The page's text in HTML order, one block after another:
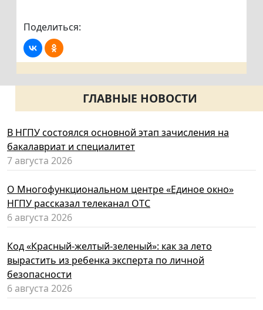
Поделиться:
ГЛАВНЫЕ НОВОСТИ
В НГПУ состоялся основной этап зачисления на
бакалавриат и специалитет
7 августа 2026
О Многофункциональном центре «Единое окно»
НГПУ рассказал телеканал ОТС
6 августа 2026
Код «Красный-желтый-зеленый»: как за лето
вырастить из ребенка эксперта по личной
безопасности
6 августа 2026